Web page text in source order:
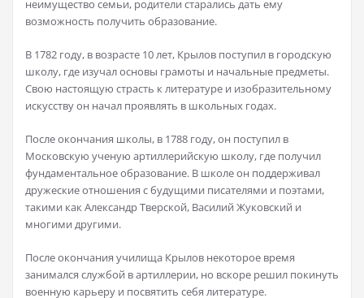
неимущество семьи, родители старались дать ему
возможность получить образование.
В 1782 году, в возрасте 10 лет, Крылов поступил в городскую
школу, где изучал основы грамоты и начальные предметы.
Свою настоящую страсть к литературе и изобразительному
искусству он начал проявлять в школьных годах.
После окончания школы, в 1788 году, он поступил в
Московскую ученую артиллерийскую школу, где получил
фундаментальное образование. В школе он поддерживал
дружеские отношения с будущими писателями и поэтами,
такими как Александр Тверской, Василий Жуковский и
многими другими.
После окончания училища Крылов некоторое время
занимался службой в артиллерии, но вскоре решил покинуть
военную карьеру и посвятить себя литературе.